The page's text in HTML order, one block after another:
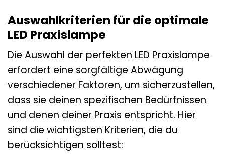
Auswahlkriterien für die optimale
LED Praxislampe
Die Auswahl der perfekten LED Praxislampe
erfordert eine sorgfältige Abwägung
verschiedener Faktoren, um sicherzustellen,
dass sie deinen spezifischen Bedürfnissen
und denen deiner Praxis entspricht. Hier
sind die wichtigsten Kriterien, die du
berücksichtigen solltest: